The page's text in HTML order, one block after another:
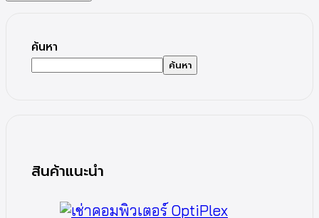
ค้นหา
ค้นหา
สินค้าแนะนำ